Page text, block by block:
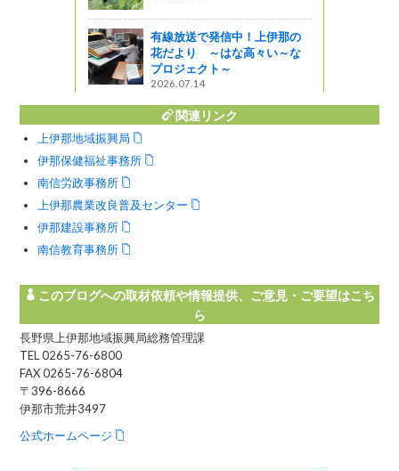
有線放送で発信中！上伊那の
花だより ～はな高々い～な
プロジェクト～
2026.07.14
関連リンク
上伊那地域振興局
伊那保健福祉事務所
南信労政事務所
上伊那農業改良普及センター
伊那建設事務所
南信教育事務所
このブログへの取材依頼や情報提供、ご意見・ご要望はこち
ら
長野県上伊那地域振興局総務管理課
TEL 0265-76-6800
FAX 0265-76-6804
〒396-8666
伊那市荒井3497
公式ホームページ